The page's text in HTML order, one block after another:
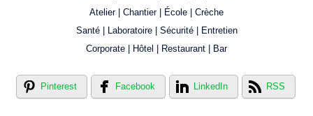
Atelier | Chantier | École | Crèche
Santé | Laboratoire | Sécurité | Entretien
Corporate | Hôtel | Restaurant | Bar
Pinterest Facebook LinkedIn RSS